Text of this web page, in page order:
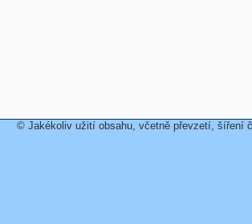
© Jakékoliv užití obsahu, včetně převzetí, šíření